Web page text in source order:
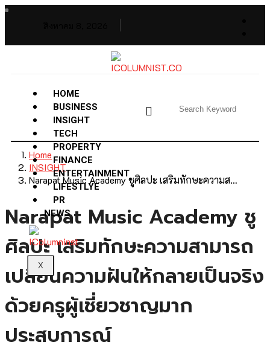
HOME
BUSINESS
INSIGHT
TECH
PROPERTY
FINANCE
ENTERTAINMENT
LIFESTLYE
PR
NEWS
X
Home
INSIGHT
Narapat Music Academy ชูศิลปะ เสริมทักษะความส…
Narapat Music Academy ชู
ศิลปะ เสริมทักษะความสามารถ
เปลี่ยนความฝันให้กลายเป็นจริง
ด้วยครูผู้เชี่ยวชาญมาก
ประสบการณ์